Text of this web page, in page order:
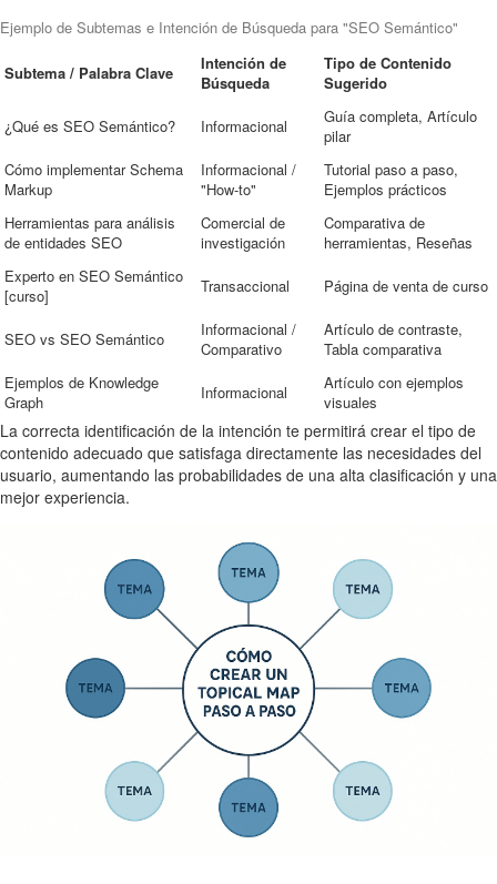
Ejemplo de Subtemas e Intención de Búsqueda para "SEO Semántico"
Subtema / Palabra Clave
Intención de
Búsqueda
Tipo de Contenido
Sugerido
¿Qué es SEO Semántico? Informacional
Guía completa, Artículo
pilar
Cómo implementar Schema
Markup
Informacional /
"How-to"
Tutorial paso a paso,
Ejemplos prácticos
Herramientas para análisis
de entidades SEO
Comercial de
investigación
Comparativa de
herramientas, Reseñas
Experto en SEO Semántico
[curso]
Transaccional Página de venta de curso
SEO vs SEO Semántico
Informacional /
Comparativo
Artículo de contraste,
Tabla comparativa
Ejemplos de Knowledge
Graph
Informacional
Artículo con ejemplos
visuales
La correcta identificación de la intención te permitirá crear el tipo de
contenido adecuado que satisfaga directamente las necesidades del
usuario, aumentando las probabilidades de una alta clasificación y una
mejor experiencia.